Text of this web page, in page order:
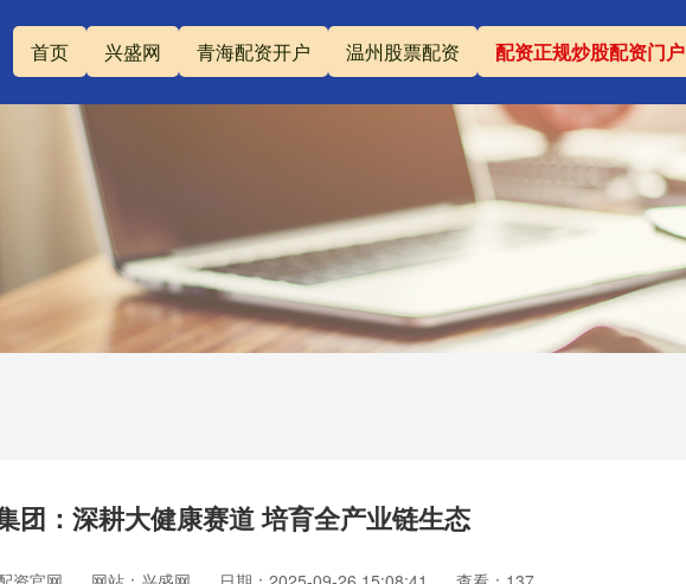
首页 兴盛网 青海配资开户 温州股票配资 配资正规炒股配资门户
团：深耕大健康赛道 培育全产业链生态